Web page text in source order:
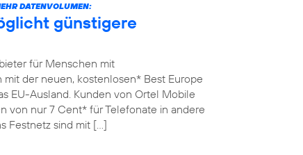
DATENVOLUMEN:
günstigere
für Menschen mit
der neuen, kostenlosen* Best Europe
EU-Ausland. Kunden von Ortel Mobile
von nur 7 Cent* für Telefonate in andere
Festnetz sind mit […]